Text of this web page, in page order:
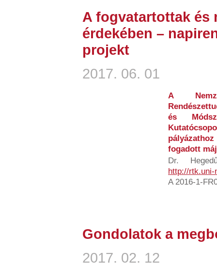
A fogvatartottak és
érdekében –
projekt
2017. 06. 01
A
és
fogadott
Dr.
http://rtk.uni-
A 2016-1-
Gondolatok a
2017. 02. 12